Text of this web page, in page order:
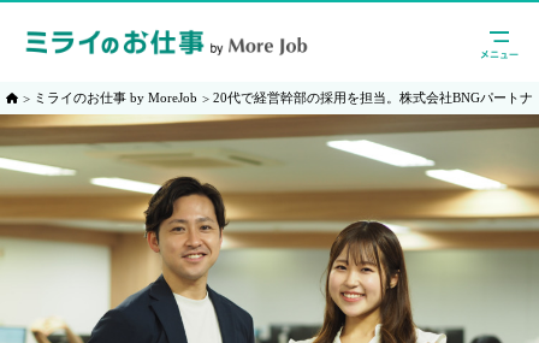
ミライのお仕事 by MoreJob 20代で経営幹部の採用を担当。株式会社BNGパートナ